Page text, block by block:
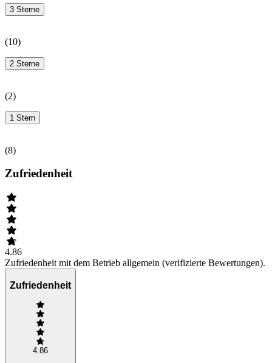
3 Sterne
(10)
2 Sterne
(2)
1 Stern
(8)
Zufriedenheit
4.86
Zufriedenheit mit dem Betrieb allgemein (verifizierte Bewertungen).
Zufriedenheit
4.86